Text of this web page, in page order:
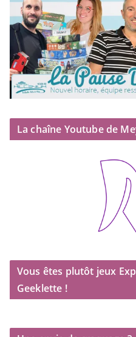
La chaîne Youtube de
Vous êtes plutôt jeux
Geeklette !